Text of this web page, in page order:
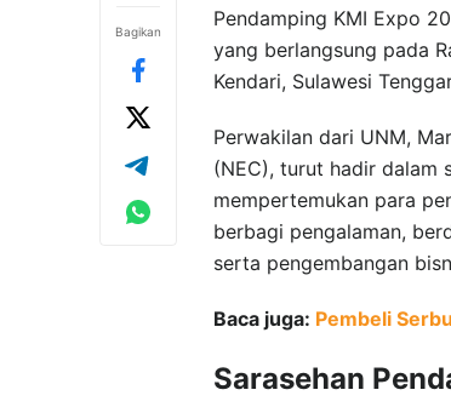
Bagikan
Pendamping KMI Expo
yang berlangsung pada
Kendari, Sulawesi
Perwakilan dari UNM,
(NEC), turut hadir dalam
mempertemukan para
berbagi pengalaman,
serta pengembangan
Baca juga: Pembeli
Sarasehan